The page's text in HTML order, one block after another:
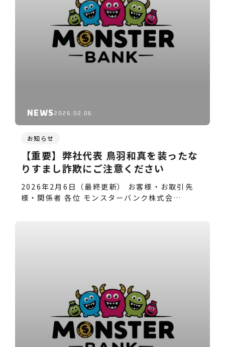
NEWS 2026.02.06
お知らせ
【重要】弊社代表 鳥羽和真を装ったな
りすまし詐欺にご注意ください
2026年2月6日（最終更新） お客様・お取引先
様・関係者 各位 モンスターバンク株式会…